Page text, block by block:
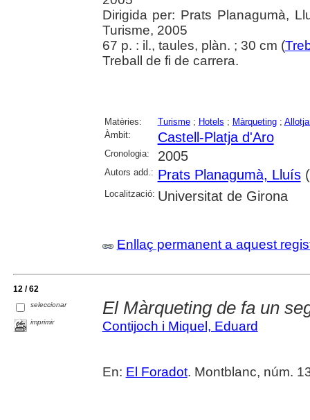
Dirigida per: Prats Planagumà,
Turisme, 2005
67 p. : il., taules, plàn. ; 30 cm (
Treball de fi de carrera.
Matèries: Turisme; Hotels ; Màrqueting;
Àmbit:
Castell-Platja d'Aro
Cronologia: 2005
Autors add.: Prats Planagumà, Lluís
Localització: Universitat de Girona
Enllaç permanent a aquest
12 / 62
seleccionar
imprimir
El Màrqueting de fa un
Contijoch i Miquel, Eduard
En: El Foradot. Montblanc, núm.